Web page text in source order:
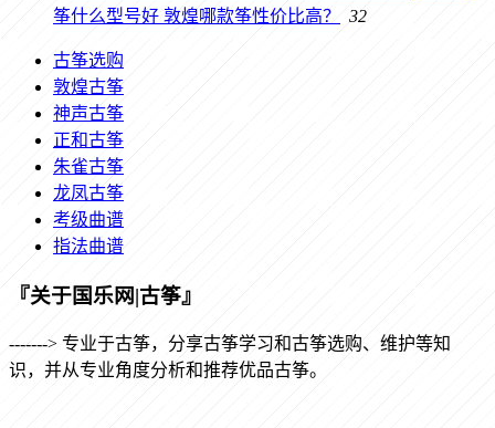
筝什么型号好 敦煌哪款筝性价比高？
32
古筝选购
敦煌古筝
神声古筝
正和古筝
朱雀古筝
龙凤古筝
考级曲谱
指法曲谱
『关于国乐网|古筝』
-------> 专业于古筝，分享古筝学习和古筝选购、维护等知
识，并从专业角度分析和推荐优品古筝。